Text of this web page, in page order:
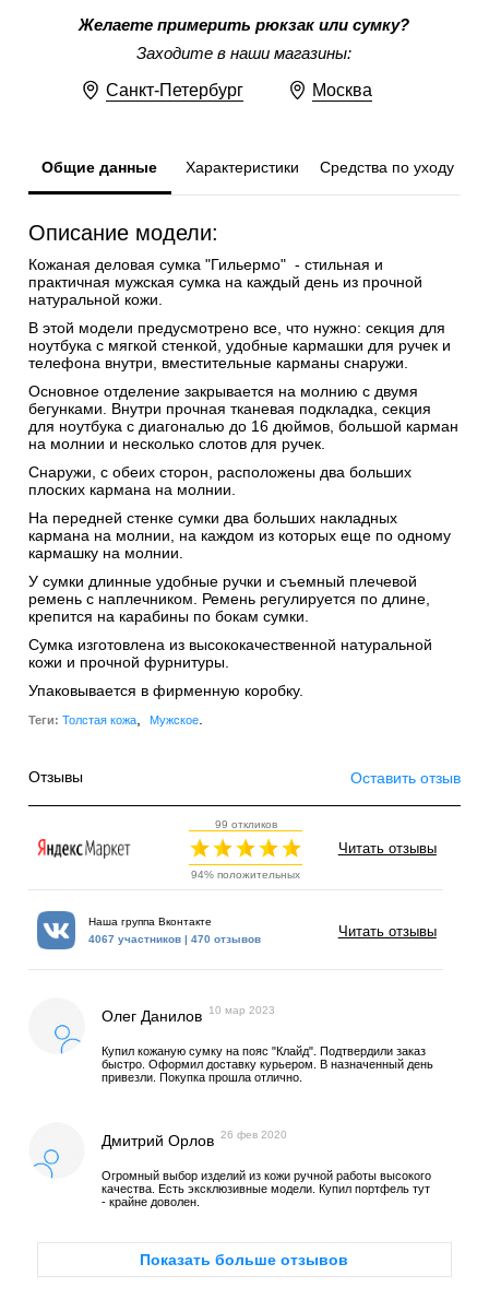
Желаете примерить рюкзак или сумку?
Заходите в наши магазины:
Санкт-Петербург Москва
Общие данные Характеристики Средства по уходу
Описание модели:
Кожаная деловая сумка "Гильермо" - стильная и
практичная мужская сумка на каждый день из прочной
натуральной кожи.
В этой модели предусмотрено все, что нужно: секция для
ноутбука с мягкой стенкой, удобные кармашки для ручек и
телефона внутри, вместительные карманы снаружи.
Основное отделение закрывается на молнию с двумя
бегунками. Внутри прочная тканевая подкладка, секция
для ноутбука с диагональю до 16 дюймов, большой карман
на молнии и несколько слотов для ручек.
Снаружи, с обеих сторон, расположены два больших
плоских кармана на молнии.
На передней стенке сумки два больших накладных
кармана на молнии, на каждом из которых еще по одному
кармашку на молнии.
У сумки длинные удобные ручки и съемный плечевой
ремень с наплечником. Ремень регулируется по длине,
крепится на карабины по бокам сумки.
Сумка изготовлена из высококачественной натуральной
кожи и прочной фурнитуры.
Упаковывается в фирменную коробку.
Теги: Толстая кожа Мужское.
Отзывы Оставить отзыв
99 откликов
94% положительных
Читать отзывы
Наша группа Вконтакте
4067 участников | 470 отзывов
Читать отзывы
Олег Данилов 10 мар 2023
Купил кожаную сумку на пояс "Клайд". Подтвердили заказ
быстро. Оформил доставку курьером. В назначенный день
привезли. Покупка прошла отлично.
Дмитрий Орлов 26 фев 2020
Огромный выбор изделий из кожи ручной работы высокого
качества. Есть эксклюзивные модели. Купил портфель тут
- крайне доволен.
Показать больше отзывов